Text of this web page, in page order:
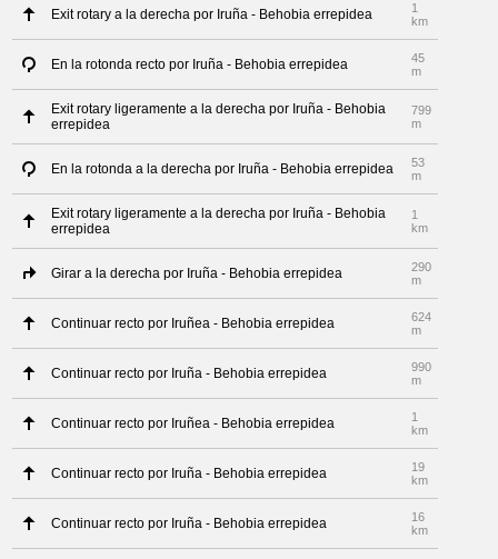
Exit rotary a la derecha por Iruña - Behobia errepidea
1
km
En la rotonda recto por Iruña - Behobia errepidea
45
m
Exit rotary ligeramente a la derecha por Iruña - Behobia
errepidea
799
m
En la rotonda a la derecha por Iruña - Behobia errepidea
53
m
Exit rotary ligeramente a la derecha por Iruña - Behobia
errepidea
1
km
Girar a la derecha por Iruña - Behobia errepidea
290
m
Continuar recto por Iruñea - Behobia errepidea
624
m
Continuar recto por Iruña - Behobia errepidea
990
m
Continuar recto por Iruñea - Behobia errepidea
1
km
Continuar recto por Iruña - Behobia errepidea
19
km
Continuar recto por Iruña - Behobia errepidea
16
km